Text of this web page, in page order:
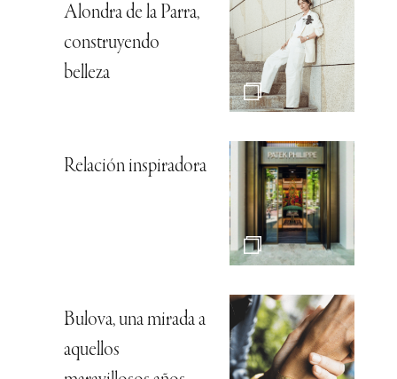
Alondra de la Parra,
construyendo
belleza
Relación inspiradora
Bulova, una mirada a
aquellos